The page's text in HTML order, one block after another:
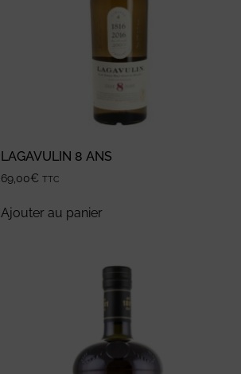
LAGAVULIN 8 ANS
69,00€ TTC
Ajouter au panier